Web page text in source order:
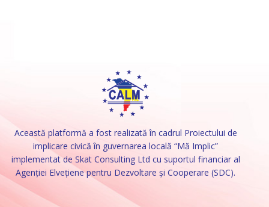
Această platformă a fost realizată în cadrul Proiectului de
implicare civică în guvernarea locală “Mă Implic”
implementat de Skat Consulting Ltd cu suportul financiar al
Agenției Elvețiene pentru Dezvoltare și Cooperare (SDC).